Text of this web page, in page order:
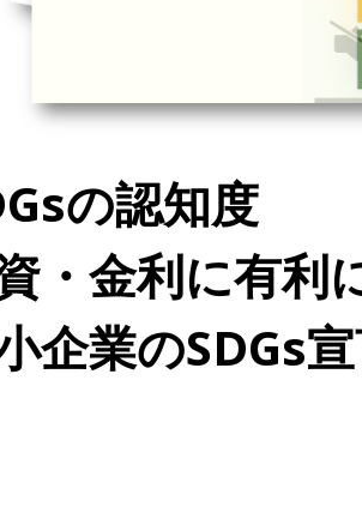
の認知度
・金利に有
企業のSDGs